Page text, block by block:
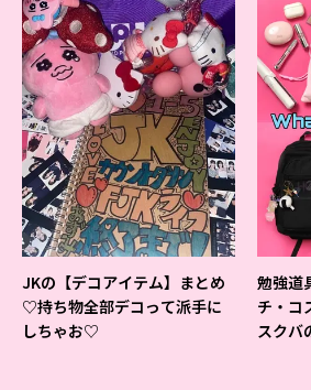
JKの【デコアイテム】まとめ
♡持ち物全部デコって派手に
しちゃお♡
勉強道
チ・
スクバ